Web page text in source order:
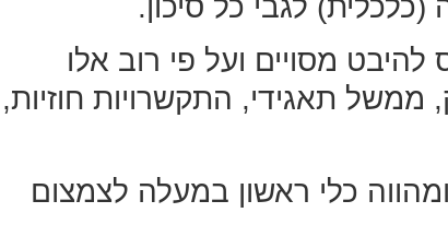
לגבי כל סיכון.
מסויים ועל פי רוב אלו
ממשל תאגידי, התקשרויות חוזיות,
כלי ראשון במעלה לצמצום